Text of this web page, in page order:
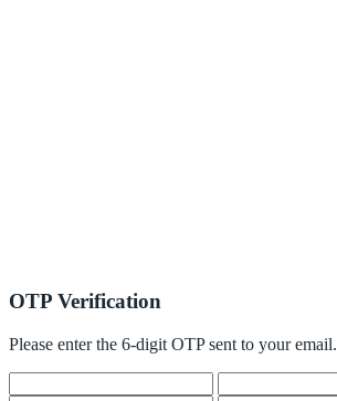
OTP Verification
Please enter the 6-digit OTP sent to your email.